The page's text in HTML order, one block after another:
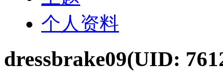
个人资料
dressbrake09(UID: